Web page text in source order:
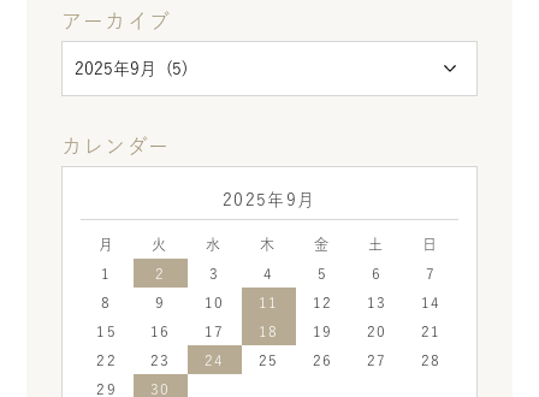
アーカイブ
カレンダー
2025年9月
月 火 水 木 金 土
日
1
2 3 4 5 6
7
8
9 10 11 12 13
14
15
16 17 18 19 20
21
22
23 24 25 26 27
28
29
30